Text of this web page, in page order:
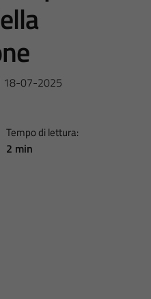
18-07-2025
Tempo di lettura:
2 min